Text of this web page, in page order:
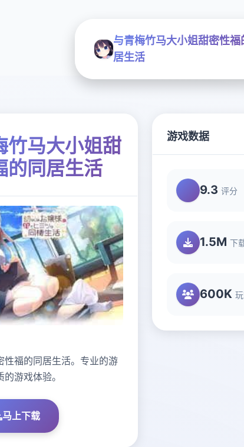
与青梅竹马大小姐甜密性福
居生活
竹马大小姐甜
的同居生活
性福的同居生活。专业的游
游戏体验。
马上下载
游戏数据
9.3 评分
1.5M 下
600K